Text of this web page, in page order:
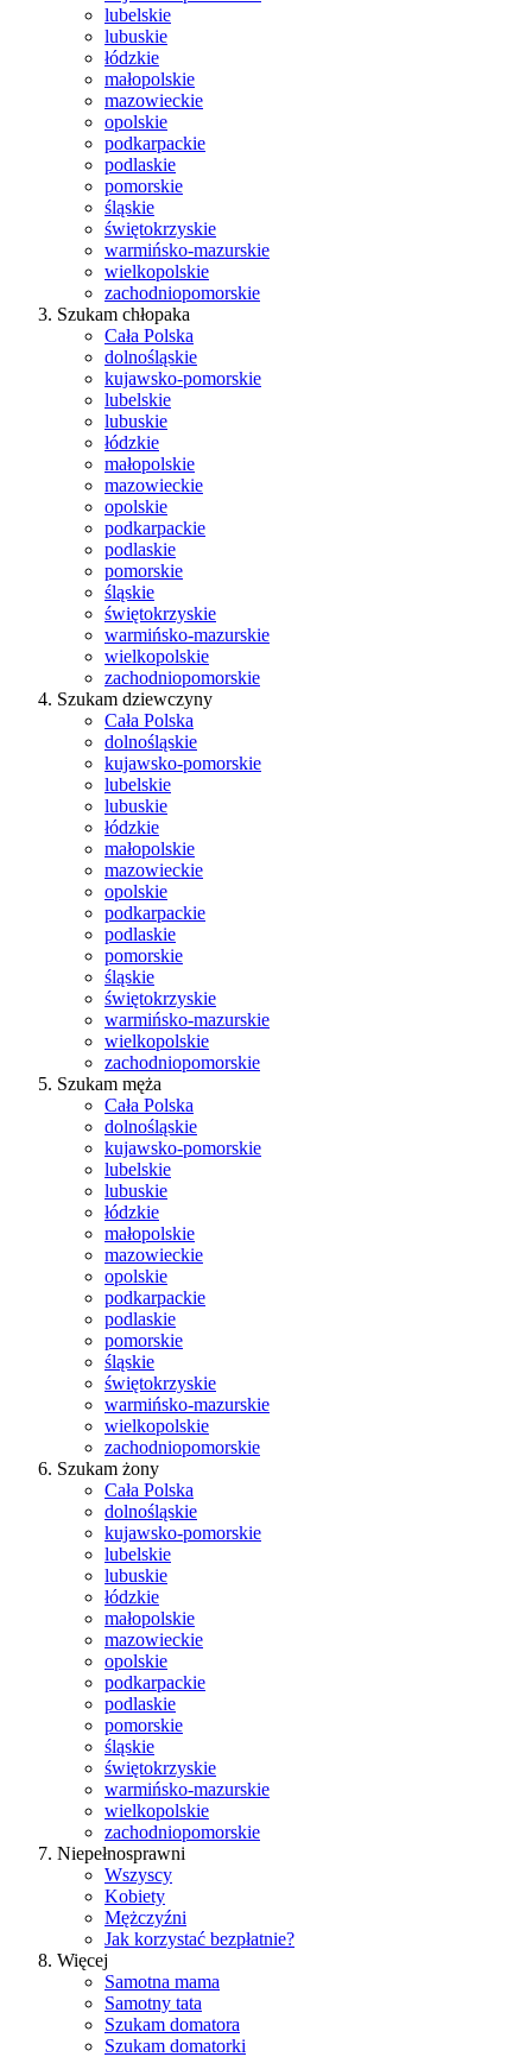
lubelskie
lubuskie
łódzkie
małopolskie
mazowieckie
opolskie
podkarpackie
podlaskie
pomorskie
śląskie
świętokrzyskie
warmińsko-mazurskie
wielkopolskie
zachodniopomorskie
Szukam chłopaka
Cała Polska
dolnośląskie
kujawsko-pomorskie
lubelskie
lubuskie
łódzkie
małopolskie
mazowieckie
opolskie
podkarpackie
podlaskie
pomorskie
śląskie
świętokrzyskie
warmińsko-mazurskie
wielkopolskie
zachodniopomorskie
Szukam dziewczyny
Cała Polska
dolnośląskie
kujawsko-pomorskie
lubelskie
lubuskie
łódzkie
małopolskie
mazowieckie
opolskie
podkarpackie
podlaskie
pomorskie
śląskie
świętokrzyskie
warmińsko-mazurskie
wielkopolskie
zachodniopomorskie
Szukam męża
Cała Polska
dolnośląskie
kujawsko-pomorskie
lubelskie
lubuskie
łódzkie
małopolskie
mazowieckie
opolskie
podkarpackie
podlaskie
pomorskie
śląskie
świętokrzyskie
warmińsko-mazurskie
wielkopolskie
zachodniopomorskie
Szukam żony
Cała Polska
dolnośląskie
kujawsko-pomorskie
lubelskie
lubuskie
łódzkie
małopolskie
mazowieckie
opolskie
podkarpackie
podlaskie
pomorskie
śląskie
świętokrzyskie
warmińsko-mazurskie
wielkopolskie
zachodniopomorskie
Niepełnosprawni
Wszyscy
Kobiety
Mężczyźni
Jak korzystać bezpłatnie?
Więcej
Samotna mama
Samotny tata
Szukam domatora
Szukam domatorki